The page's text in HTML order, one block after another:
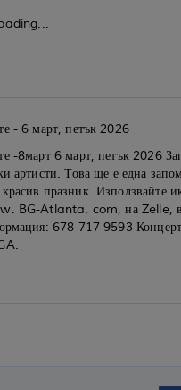
- 6 март, петък 2026
-8март 6 март, петък 2026
артисти. Това ще е една
празник. Използвайте
BG-Atlanta. com, на Zelle,
678 717 9593